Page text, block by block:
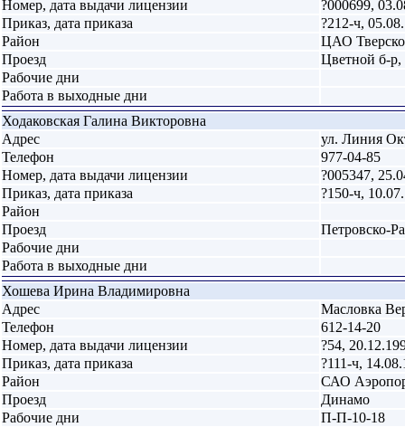
Номер, дата выдачи лицензии
?000699,
Приказ, дата приказа
?212-ч,
Район
ЦАО
Проезд
Цветной б-р,
Рабочие дни
Работа в выходные дни
Ходаковская Галина Викторовна
Адрес
ул. Линия
Телефон
977-04-85
Номер, дата выдачи лицензии
?005347,
Приказ, дата приказа
?150-ч,
Район
Проезд
Петровско-
Рабочие дни
Работа в выходные дни
Хошева Ирина Владимировна
Адрес
Масловка
Телефон
612-14-20
Номер, дата выдачи лицензии
?54,
Приказ, дата приказа
?111-ч,
Район
САО
Проезд
Динамо
Рабочие дни
П-П-10-18